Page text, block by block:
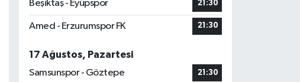
Beşiktaş - Eyüpspor 21:30
Amed - Erzurumspor FK 21:30
17 Ağustos, Pazartesi
Samsunspor - Göztepe
21:30